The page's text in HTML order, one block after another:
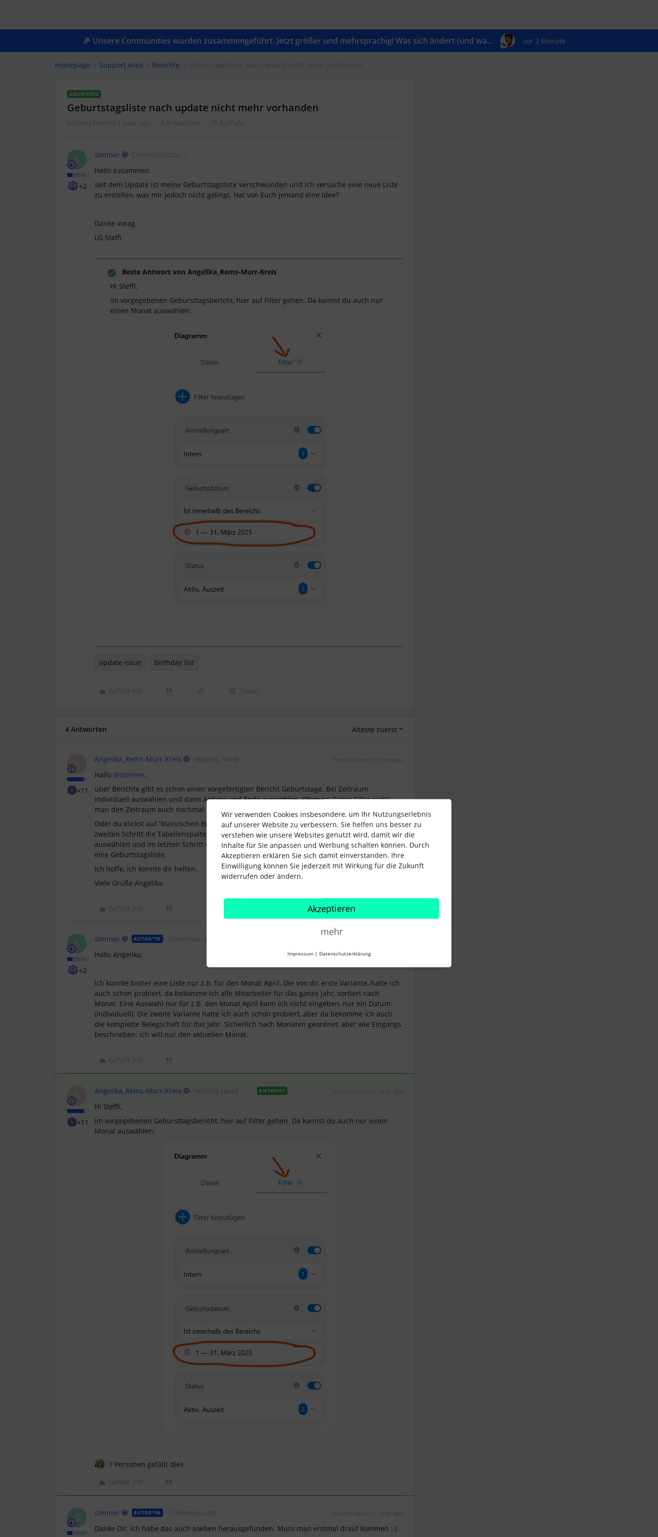
🎉 Unsere Communities wurden zusammengeführt. Jetzt größer und mehrsprachig! Was sich ändert (und wa... vor 2 Monate
Homepage Support Area Berichte
ANSWERED
Geburtstagsliste nach update nicht mehr vorhanden
Forum|Forum|1 year ago 4 Antworten 75 Aufrufe
S
+2
stenner
Communicator
Hallo zusammen
seit dem Update ist meine Geburtstagsliste verschwunden und ich versuche eine neue Liste
zu erstellen, was mir jedoch nicht gelingt. Hat von Euch jemand eine Idee?
Danke vorag
LG Steffi
Beste Antwort von Angelika_Rems-Murr-Kreis
Hi Steffi,
im vorgegebenen Gebursttagsbericht, hier auf Filter gehen. Da kannst du auch nur
einen Monat auswählen:
update issue birthday list
Gefällt mir Teilen
4 Antworten Älteste zuerst
A
+11
Angelika_Rems-Murr-Kreis Helping Hand Forum|Forum|1 year ago
Hallo ​ @stenner,
über Berichte gibt es schon einen vorgefertigten Bericht Geburtstage. Bei Zeitraum
individuell auswählen und dann Anfang und Ende auswählen. Oben im Reiter Filter sieht
man den Zeitraum auch nochmal besser.
Oder du klickst auf “klassischen Builder nutzen”. Dort ist es ziemlich einfach. Einfach im
zweiten Schritt die Tabellenspalten Name und Geburtstag (evtl. noch weitere, z.B. Abteilung)
auswählen und im letzten Schritt die Bedinungen (z.B: Status = Aktiv). Und schon hast du
eine Geburtstagsliste.
Ich hoffe, ich konnte dir helfen.
Viele Grüße Angelika
Gefällt mir
S
+2
stenner AUTOR*IN Communicator
Hallo Angelika,
ich konnte bisher eine Liste nur z.b. für den Monat April. Die von dir erste Variante, hatte ich
auch schon probiert, da bekomme ich alle Mitarbeiter für das ganze Jahr, sortiert nach
Monat. Eine Auswahl nur für z.B. den Monat April kann ich nicht eingeben, nur ein Datum
(individuell). Die zweite Variante hatte ich auch schon probiert, aber da bekomme ich auch
die komplette Belegschaft für das Jahr. Sicherlich nach Monaten geordnet, aber wie Eingangs
beschrieben: ich will nur den aktuellen Monat.
Gefällt mir
A
+11
Angelika_Rems-Murr-Kreis ANTWORT
Hi Steffi,
im vorgegebenen Gebursttagsbericht, hier auf Filter gehen. Da kannst du auch nur einen
Monat auswählen:
1 Personen gefällt dies
S stenner AUTOR*IN Communicator Forum|Forum|1 year ago
Danke Dir, ich habe das auch soeben herausgefunden. Muss man erstmal drauf kommen :-)
Wir verwenden Cookies insbesondere, um Ihr Nutzungserlebnis
auf unserer Website zu verbessern. Sie helfen uns besser zu
verstehen wie unsere Websites genutzt wird, damit wir die
Inhalte für Sie anpassen und Werbung schalten können. Durch
Akzeptieren erklären Sie sich damit einverstanden. Ihre
Einwilligung können Sie jederzeit mit Wirkung für die Zukunft
widerrufen oder ändern.
Akzeptieren
mehr
Impressum | Datenschutzerklärung